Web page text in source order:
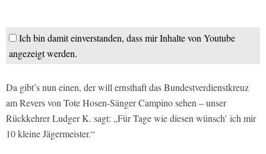
Ich bin damit einverstanden, dass mir Inhalte von Youtube
angezeigt werden.
Da gibt’s nun einen, der will ernsthaft das Bundestverdienstkreuz
am Revers von Tote Hosen-Sänger Campino sehen – unser
Rückkehrer Ludger K. sagt: „Für Tage wie diesen wünsch’ ich mir
10 kleine Jägermeister.“